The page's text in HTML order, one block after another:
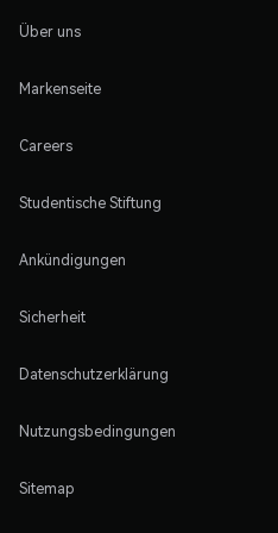
Über uns
Markenseite
Careers
Studentische Stiftung
Ankündigungen
Sicherheit
Datenschutzerklärung
Nutzungsbedingungen
Sitemap